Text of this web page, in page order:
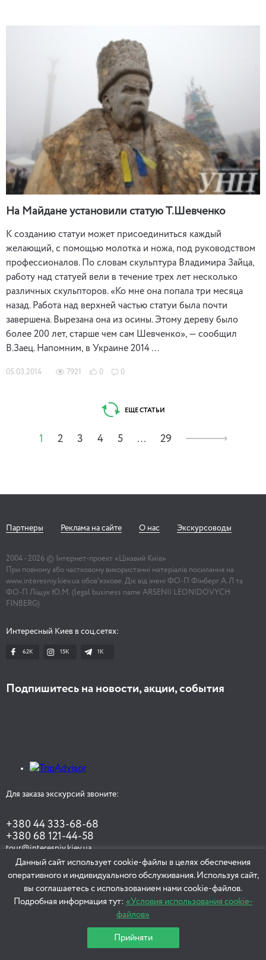
На Майдане установили статую Т.Шевченко
К созданию статуи может присоединиться каждый
желающий, с помощью молотка и ножа, под руководством
профессионалов. По словам скульптура Владимира Зайца,
работу над статуей вели в течение трех лет несколько
различных скульпторов. «Ко мне она попала три месяца
назад. Работа над верхней частью статуи была почти
завершена. Вырезана она из осины. Этому дереву было
более 200 лет, старше чем сам Шевченко», — сообщил
В.Заец. Напомним, в Украине 2014 …
05.03.2014 7921 0 0
ЕЩЕ СТАТЬИ
1 2 3 4 5 … 29
Партнеры Реклама на сайте О нас Экскурсоводы
2004 - 2026 © Інтернет-проект «Цікавий Київ»
При повному або частковому використанні матеріалів посилання на
www.interesniy.kiev.ua обов'язкове. Діє від імені ФО-П Фінберг А.Л та
ФО-П Ліщук Ю.М. (legal business name ARSENII LEONIDOVYCH
FINBERG)
Интересный Киев в соц.сетях:
62K 15K 1К
Подпишитесь на новости, акции, события
Для заказа экскурсий звоните:
+380 44 333-68-68
+380 68 121-44-58
tour@interesniy.kiev.ua
ЗАКАЗАТЬ ЭКСКУРСИЮ
Данный сайт использует cookie-файлы в целях обеспечения
оперативного и индивидуального обслуживания. Используя сайт,
вы соглашаетесь с использованием нами cookie-файлов.
Подробная информация тут: «Условия использования cookie-
файлов»
Прийняти